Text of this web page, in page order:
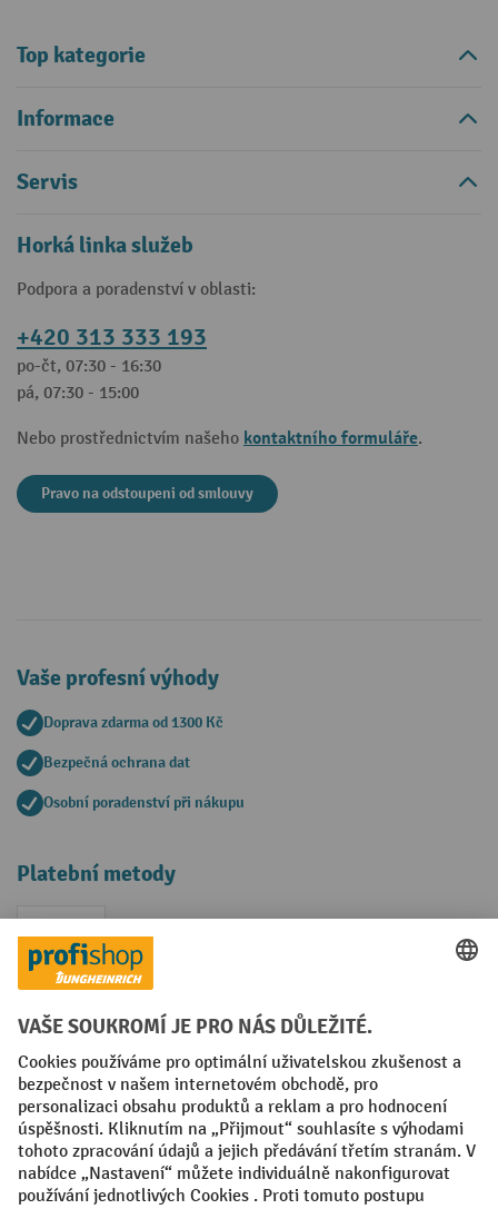
Top kategorie
Informace
Servis
Horká linka služeb
Podpora a poradenství v oblasti:
+420 313 333 193
po-čt, 07:30 - 16:30
pá, 07:30 - 15:00
Nebo prostřednictvím našeho kontaktního formuláře.
Pravo na odstoupeni od smlouvy
Vaše profesní výhody
Doprava zdarma od 1300 Kč
Bezpečná ochrana dat
Osobní poradenství při nákupu
Platební metody
Faktura
Sociální sítě
Facebook
YouTubeLinkedIn
VODP Otisk